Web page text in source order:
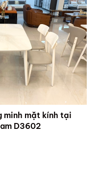
minh mặt kính tại
D3602